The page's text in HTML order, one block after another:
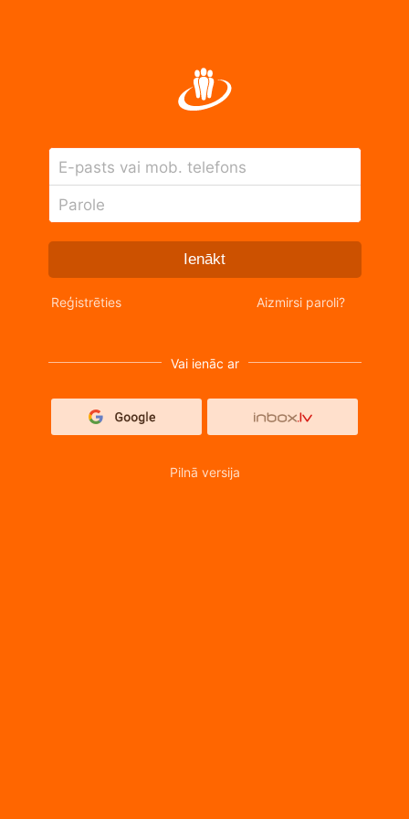
E-pasts vai mob. telefons
Parole
Ienākt
Reģistrēties Aizmirsi paroli?
Vai ienāc ar
Pilnā versija